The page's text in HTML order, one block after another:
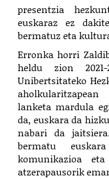
presentzia
euskaraz ez
bermatuz eta
Erronka horri
heldu zion
Unibertsitateko
lanketa mardula
da, euskara da
nabari da
bermatu
komunikazioa
atzerapausorik